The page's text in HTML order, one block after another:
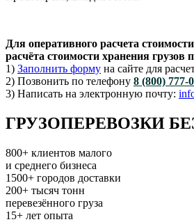
Для оперативного расчета
расчёта стоимости хранения грузов
1) Заполнить форму на сайте для
2) Позвонить по телефону 8 (800) 777-
3) Написать на электронную почту:
ГРУЗОПЕРЕВОЗКИ
800+ клиентов малого
и среднего бизнеса
1500+ городов доставки
200+ тысяч тонн
перевезённого груза
15+ лет опыта